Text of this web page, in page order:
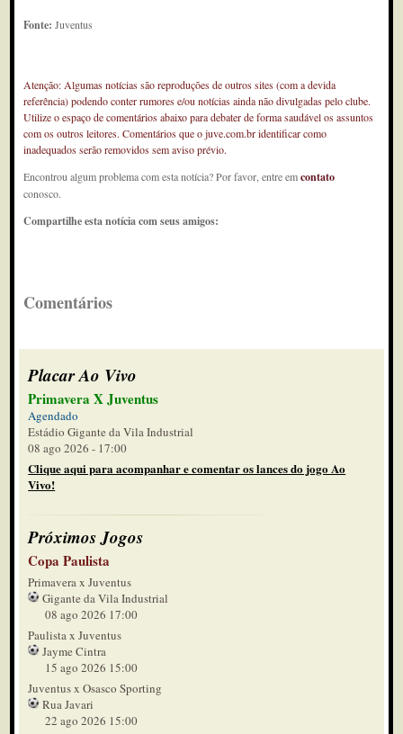
Fonte:Juventus
Atenção: Algumas notícias são reproduções de outros sites (com a devida
referência) podendo conter rumores e/ou notícias ainda não divulgadas pelo clube.
Utilize o espaço de comentários abaixo para debater de forma saudável os assuntos
com os outros leitores. Comentários que o juve.com.br identificar como
inadequados serão removidos sem aviso prévio.
Encontrou algum problema com esta notícia? Por favor, entre emcontato
conosco.
Compartilhe esta notícia com seus amigos:
Comentários
Placar Ao Vivo
Primavera X Juventus
Agendado
Estádio Gigante da Vila Industrial
08 ago 2026 - 17:00
Clique aqui para acompanhar e comentar os lances do jogo Ao
Vivo!
Próximos Jogos
Copa Paulista
Primavera x Juventus
Gigante da Vila Industrial
08 ago 2026 17:00
Paulista x Juventus
Jayme Cintra
15 ago 2026 15:00
Juventus x Osasco Sporting
Rua Javari
22 ago 2026 15:00